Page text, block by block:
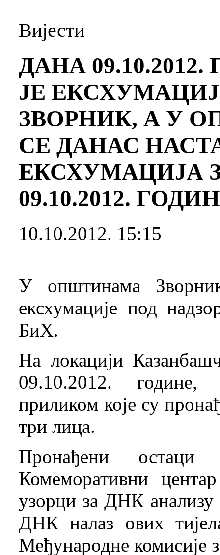
Вијести
ДАНА
ЈЕ
ЗВОРНИК, А У
СЕ ДАНАС
ЕКСХУМАЦИЈА
09.10.2012.
10.10.2012. 15:15
У општинама
ексхумације под
БиХ.
На локацији
09.10.2012. године,
приликом које су
три лица.
Пронађени
Комеморативни
узорци за ДНК анализу
ДНК налаз ових
Међународне комисије